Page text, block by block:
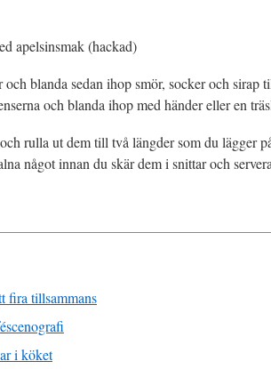
apelsinsmak (hackad)
och blanda sedan ihop smör, socker och
och blanda ihop med händer eller en
rulla ut dem till två längder som du lägger
något innan du skär dem i snittar och
fira tillsammans
i köket